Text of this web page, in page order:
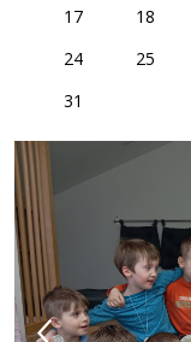
17
18
24
25
31